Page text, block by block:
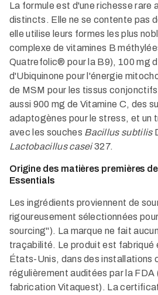
La formule est d'une richesse rare
distincts. Elle ne se contente pas
elle utilise leurs formes les plus
complexe de vitamines B
Quatrefolic® pour la B9), 100 mg
d'Ubiquinone pour l'énergie
de MSM pour les tissus
aussi 900 mg de Vitamine C, des
adaptogènes pour le stress, et un
avec les souches Bacillus subtilis
Lactobacillus casei327.
Origine des matières premières
Essentials
Les ingrédients proviennent de
rigoureusement sélectionnées
sourcing"). La marque ne fait
traçabilité. Le produit est fabriqué
États-Unis, dans des installations
régulièrement auditées par la FDA
fabrication Vitaquest). La